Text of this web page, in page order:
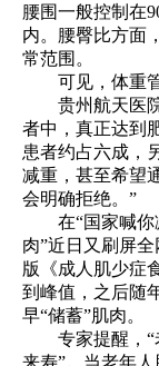
腰围一般控制在
内。腰臀比方面
常范围。
可见，体重管
贵州航天医院
者中，真正达到
患者约占六成，
减重，甚至希望
会明确拒绝。”
在“国家喊你
肉”近日又刷屏
版《成人肌少症
到峰值，之后随
早“储蓄”肌肉。
专家提醒，“老
来寿”。当老年